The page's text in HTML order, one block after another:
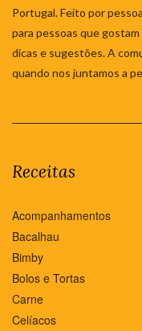
Portugal. Feito por
para pessoas que
dicas e sugestões. A
quando nos juntamos a
Receitas
Acompanhamentos
Bacalhau
Bimby
Bolos e Tortas
Carne
Celíacos